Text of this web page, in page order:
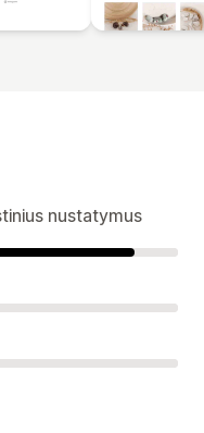
nustatymus